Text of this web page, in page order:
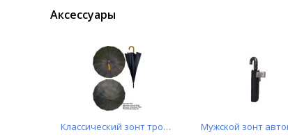
Аксессуары
Классический зонт трость полуавтомат арт. 315